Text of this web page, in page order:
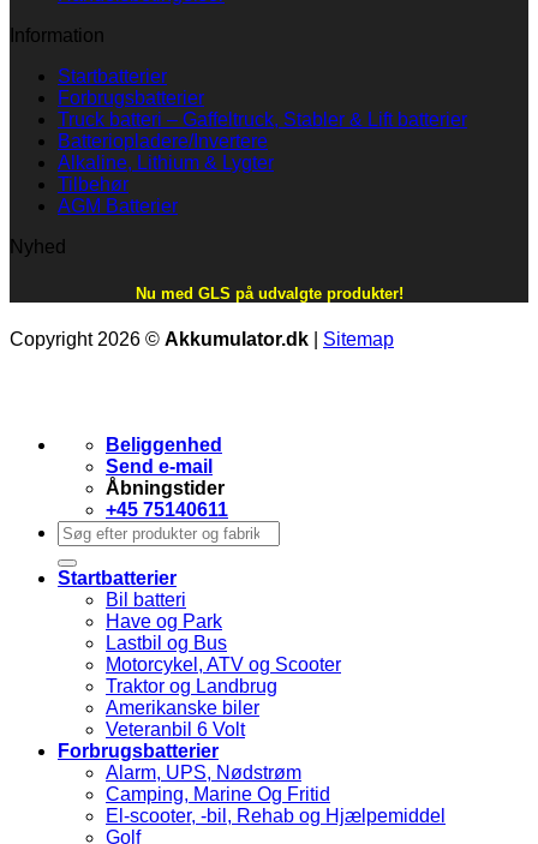
Information
Startbatterier
Forbrugsbatterier
Truck batteri – Gaffeltruck, Stabler & Lift batterier
Batteriopladere/Invertere
Alkaline, Lithium & Lygter
Tilbehør
AGM Batterier
Nyhed
Nu med GLS på udvalgte produkter!
Copyright 2026 © Akkumulator.dk Sitemap
Beliggenhed
Send e-mail
Åbningstider
+45 75140611
Søg
efter:
Startbatterier
Bil batteri
Have og Park
Lastbil og Bus
Motorcykel, ATV og Scooter
Traktor og Landbrug
Amerikanske biler
Veteranbil 6 Volt
Forbrugsbatterier
Alarm, UPS, Nødstrøm
Camping, Marine Og Fritid
El-scooter, -bil, Rehab og Hjælpemiddel
Golf